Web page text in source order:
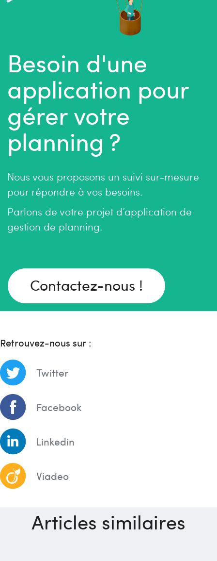
Besoin d'une
application pour
gérer votre
planning ?
Nous vous proposons un suivi sur-mesure
pour répondre à vos besoins.
Parlons de votre projet d’application de
gestion de planning.
Contactez-nous !
Retrouvez-nous sur :
Twitter
Facebook
Linkedin
Viadeo
Articles similaires